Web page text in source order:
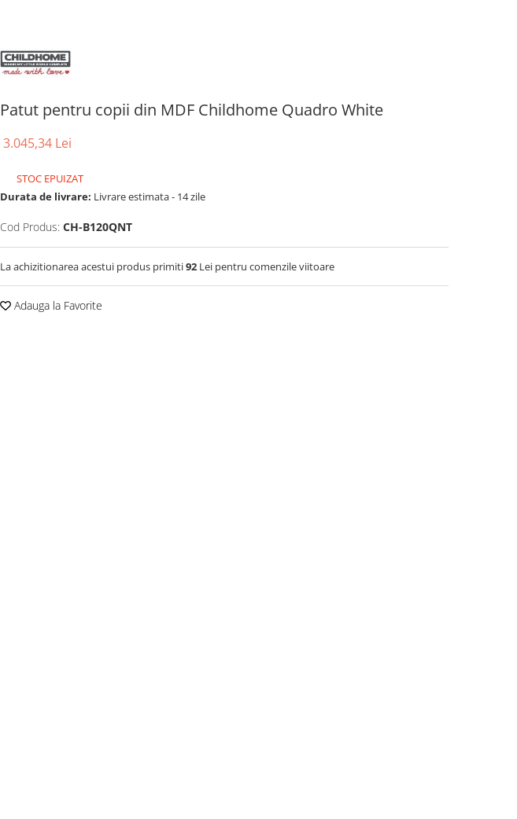
Patut pentru copii din MDF Childhome Quadro White
3.045,34 Lei
STOC EPUIZAT
Durata de livrare: Livrare estimata - 14 zile
Cod Produs: CH-B120QNT
La achizitionarea acestui produs primiti92 Lei pentru comenzile viitoare
Adauga la Favorite